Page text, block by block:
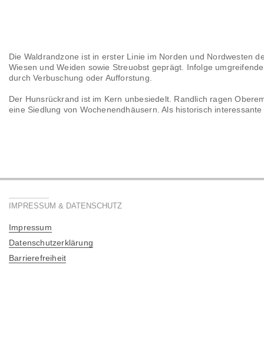
Die Waldrandzone ist in erster Linie im Norden und Nordwesten
Wiesen und Weiden sowie Streuobst geprägt. Infolge
durch Verbuschung oder Aufforstung.
Der Hunsrückrand ist im Kern unbesiedelt. Randlich ragen
eine Siedlung von Wochenendhäusern. Als historisch
IMPRESSUM & DATENSCHUTZ
Impressum
Datenschutzerklärung
Barrierefreiheit